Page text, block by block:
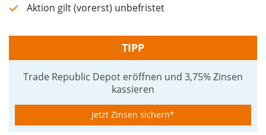
Aktion gilt (vorerst) unbefristet
TIPP
Trade Republic Depot eröffnen und 3,75% Zinsen
kassieren
Jetzt Zinsen sichern*